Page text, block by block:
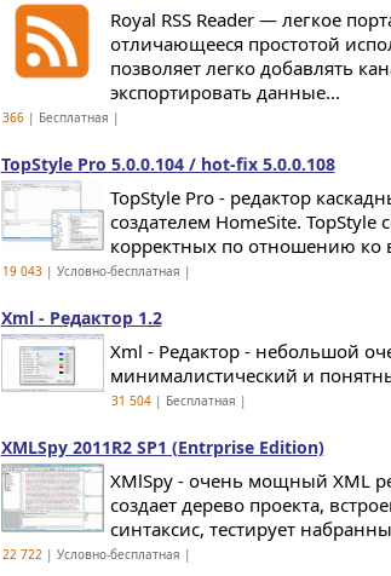
Royal RSS Reader — легкое
отличающееся простотой
позволяет легко добавлять
экспортировать данные...
366| Бесплатная |
TopStyle Pro 5.0.0.104 / hot-fix 5.0.0.108
TopStyle Pro - редактор
создателем HomeSite.
корректных по отношению ко
19 043| Условно-бесплатная |
Xml - Редактор 1.2
Xml - Редактор - небольшой
минималистический и
31 504| Бесплатная |
XMLSpy 2011R2 SP1 (Entrprise Edition)
XMlSpy - очень мощный XML
создает дерево проекта,
синтаксис, тестирует
22 722| Условно-бесплатная |